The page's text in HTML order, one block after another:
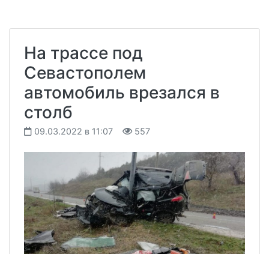
На трассе под
Севастополем
автомобиль врезался в
столб
09.03.2022 в 11:07 557